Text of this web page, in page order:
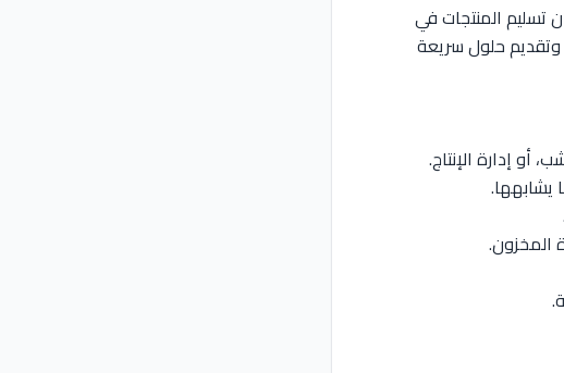
تسليم المنتجات في
وتقديم حلول سريعة
أو إدارة الإنتاج.
يشابهها.